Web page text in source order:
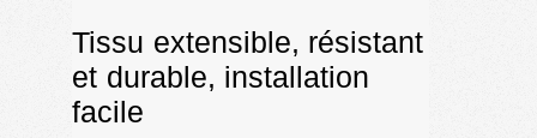
Tissu extensible, résistant
et durable, installation
facile